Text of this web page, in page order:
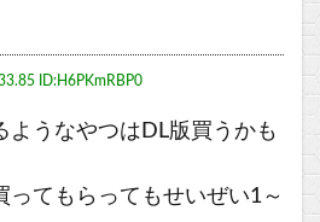
ID:H6PKmRBP0
ようなやつはDL版買うかも
ってもらってもせいぜい1～